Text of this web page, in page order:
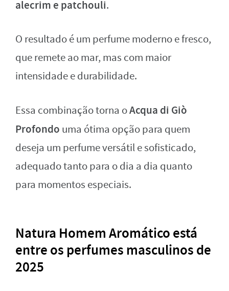
alecrim e patchouli.
O resultado é um perfume moderno e fresco,
que remete ao mar, mas com maior
intensidade e durabilidade.
Essa combinação torna oAcqua di Giò
Profondo uma ótima opção para quem
deseja um perfume versátil e sofisticado,
adequado tanto para o dia a dia quanto
para momentos especiais.
Natura Homem Aromático está
entre os perfumes masculinos de
2025